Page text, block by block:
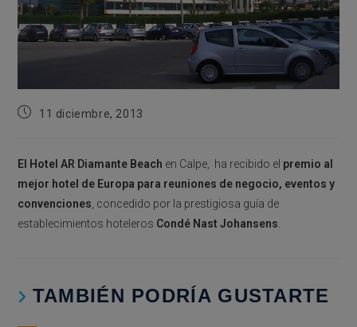
Publicación
entrada:
11 diciembre, 2013
El Hotel AR Diamante Beach en Calpe, ha recibido el premio al
mejor hotel de Europa para reuniones de negocio, eventos y
convenciones, concedido por la prestigiosa guía de
establecimientos hoteleros Condé Nast Johansens.
TAMBIÉN PODRÍA GUSTARTE